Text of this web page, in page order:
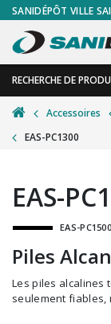
SANIDÉPÔT VILLE
RECHERCHE DE
RETOUR
Accessoires de
Accessoires
Accessoires
Alimentaire
Autres
RETOUR
Gants
Plexiglas
Signalisations
Test de
Thermomètre
Accessoires
EAS-PC1300
EAS-
EAS-
Piles
Les piles alcalines tout usage Duracell CopperTop sont non
seulement fiables,